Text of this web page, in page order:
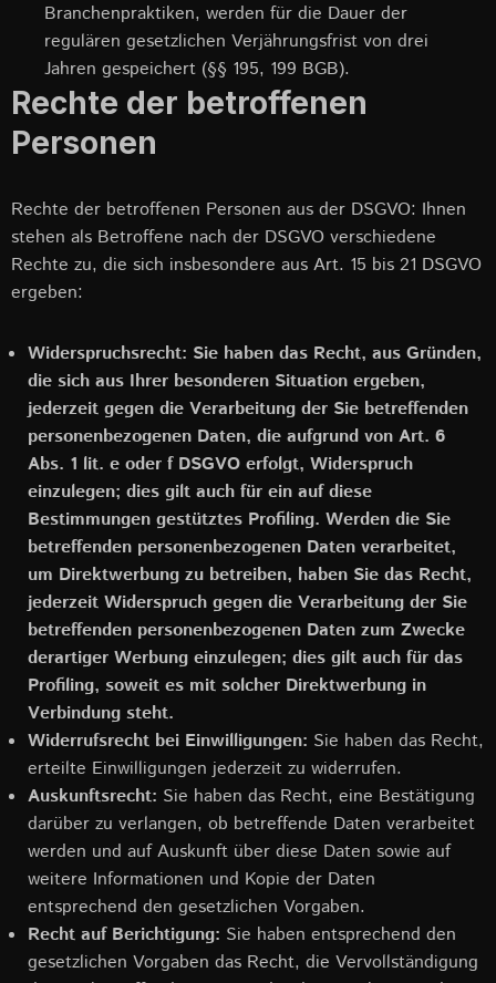
Branchenpraktiken, werden für die Dauer der
regulären gesetzlichen Verjährungsfrist von drei
Jahren gespeichert (§§ 195, 199 BGB).
Rechte der betroffenen
Personen
Rechte der betroffenen Personen aus der DSGVO: Ihnen
stehen als Betroffene nach der DSGVO verschiedene
Rechte zu, die sich insbesondere aus Art. 15 bis 21 DSGVO
ergeben:
Widerspruchsrecht: Sie haben das Recht, aus Gründen,
die sich aus Ihrer besonderen Situation ergeben,
jederzeit gegen die Verarbeitung der Sie betreffenden
personenbezogenen Daten, die aufgrund von Art. 6
Abs. 1 lit. e oder f DSGVO erfolgt, Widerspruch
einzulegen; dies gilt auch für ein auf diese
Bestimmungen gestütztes Profiling. Werden die Sie
betreffenden personenbezogenen Daten verarbeitet,
um Direktwerbung zu betreiben, haben Sie das Recht,
jederzeit Widerspruch gegen die Verarbeitung der Sie
betreffenden personenbezogenen Daten zum Zwecke
derartiger Werbung einzulegen; dies gilt auch für das
Profiling, soweit es mit solcher Direktwerbung in
Verbindung steht.
Widerrufsrecht bei Einwilligungen: Sie haben das Recht,
erteilte Einwilligungen jederzeit zu widerrufen.
Auskunftsrecht: Sie haben das Recht, eine Bestätigung
darüber zu verlangen, ob betreffende Daten verarbeitet
werden und auf Auskunft über diese Daten sowie auf
weitere Informationen und Kopie der Daten
entsprechend den gesetzlichen Vorgaben.
Recht auf Berichtigung: Sie haben entsprechend den
gesetzlichen Vorgaben das Recht, die Vervollständigung